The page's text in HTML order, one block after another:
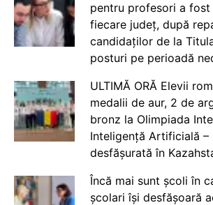
pentru profesori a
fiecare județ, după
candidaților de la
posturi pe perioadă
ULTIMĂ ORĂ Elevii
medalii de aur, 2 de
bronz la Olimpiada
Inteligență Artificială –
desfășurată în
Încă mai sunt școli în
școlari își desfășoară